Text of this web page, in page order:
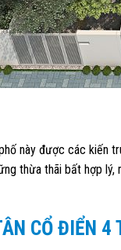
này được các kiến
thừa thãi bất hợp
CỔ ĐIỂN